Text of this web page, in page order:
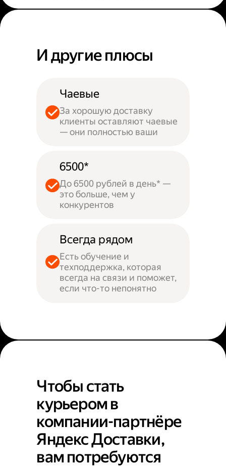
И другие плюсы
Чаевые
За хорошую доставку
клиенты оставляют чаевые
— они полностью ваши
6500*
До 6500 рублей в день* —
это больше, чем у
конкурентов
Всегда рядом
Есть обучение и
техподдержка, которая
всегда на связи и поможет,
если что-то непонятно
Чтобы стать
курьером в
компании-партнёре
Яндекс Доставки,
вам потребуются